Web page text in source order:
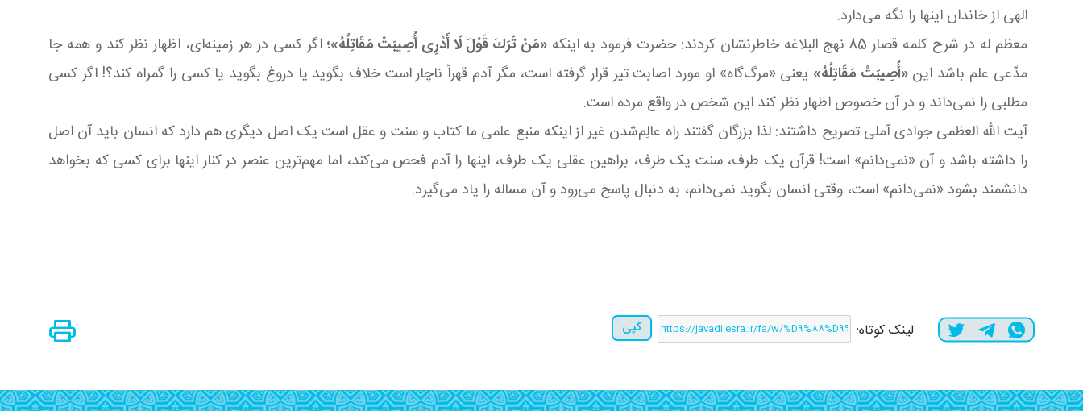
الهی از خاندان اینها را نگه می‌دارد.
معظم له در شرح کلمه قصار 85 نهج البلاغه خاطرنشان کردند: حضرت فرمود به اینکه
«مَنْ تَرَكَ قَوْلَ لَا أَدْرِی أُصِیبَتْ مَقَاتِلُهُ‏»؛اگر کسی در هر زمینه‌ای، اظهار نظر ‌کند و همه جا
مدّعی علم باشد این«أُصِیبَتْ مَقَاتِلُهُ‏» یعنی «مرگ‌گاه» او مورد اصابت تیر قرار گرفته است، مگر آدم قهراً ناچار است خلاف بگوید یا دروغ بگوید یا کسی را گمراه کند؟! اگر کسی
مطلبی را نمی‌داند و در آن خصوص اظهار نظر کند این شخص در واقع مرده است.
آیت الله العظمی جوادی آملی تصریح داشتند: لذا بزرگان گفتند راه عالِم‌شدن غیر از اینکه منبع علمی ما کتاب و سنت و عقل است یک اصل دیگری هم دارد که انسان باید آن اصل
را داشته باشد و آن «نمی‌دانم» است! قرآن یک طرف، سنت یک طرف، براهین عقلی یک طرف، اینها را آدم فحص می‌کند، اما مهم‌ترین عنصر در کنار اینها برای کسی که بخواهد
دانشمند بشود «نمی‌دانم» است، وقتی انسان بگوید نمی‌دانم، به دنبال پاسخ می‌رود و آن مساله را یاد می‌گیرد.
لینک کوتاه: کپی